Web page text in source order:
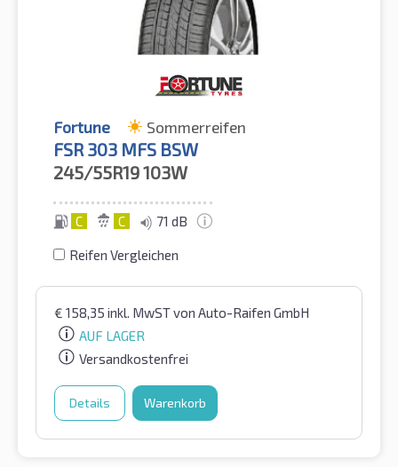
Fortune Sommerreifen
FSR 303 MFS BSW
245/55R19103W
C C 71 dB
Reifen Vergleichen
€ 158,35 inkl. MwSTvon Auto-Raifen GmbH
AUF LAGER
Versandkostenfrei
Details Warenkorb